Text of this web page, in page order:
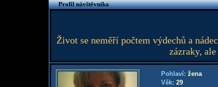
Profil návštěvníka
Život se neměří počtem výdechů a
zázraky,
Pohlaví: žena
Věk: 29